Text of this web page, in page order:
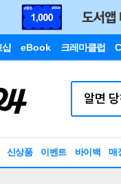
샵 eBook 크레마클럽
신상품 이벤트 바이백 매